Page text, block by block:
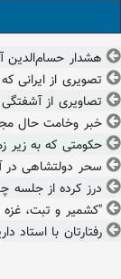
هشدار حسام‌الدین
تصویری از ایرانی
تصاویری از
خبر وخامت حال
حکومتی که به زیر
سحر دولتشاهی در
درز کرده از جلسه
"کشمیر و تبت،
رفتارتان با